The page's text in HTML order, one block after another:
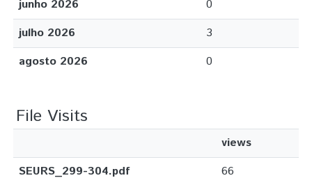
junho 2026
0
julho 2026
3
agosto 2026
0
File Visits
views
SEURS_299-304.pdf
66